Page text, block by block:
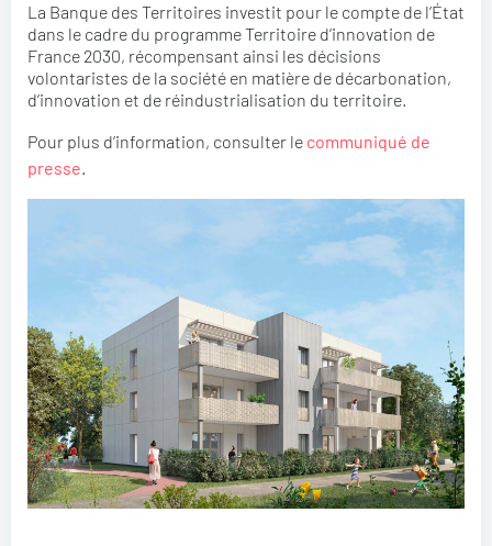
La Banque des Territoires investit pour le compte de l’État
dans le cadre du programme Territoire d’innovation de
France 2030, récompensant ainsi les décisions
volontaristes de la société en matière de décarbonation,
d’innovation et de réindustrialisation du territoire.
Pour plus d’information, consulter le communiqué de
presse.